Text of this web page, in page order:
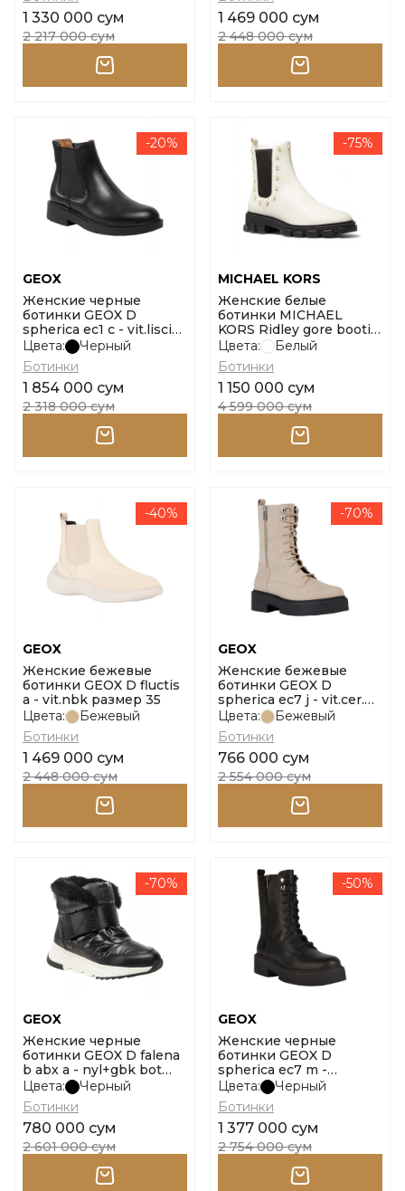
1 330 000 сум
2 217 000 сум
1 469 000 сум
2 448 000 сум
-20%
GEOX
Женские черные
ботинки GEOX D
spherica ec1 c - vit.liscio
размер 38
Цвета:
Черный
Ботинки
1 854 000 сум
2 318 000 сум
-75%
MICHAEL KORS
Женские белые
ботинки MICHAEL
KORS Ridley gore bootie
размер 9
Цвета:
Белый
Ботинки
1 150 000 сум
4 599 000 сум
-40%
GEOX
Женские бежевые
ботинки GEOX D fluctis
a - vit.nbk размер 35
Цвета:
Бежевый
Ботинки
1 469 000 сум
2 448 000 сум
-70%
GEOX
Женские бежевые
ботинки GEOX D
spherica ec7 j - vit.cer.
размер 36
Цвета:
Бежевый
Ботинки
766 000 сум
2 554 000 сум
-70%
GEOX
Женские черные
ботинки GEOX D falena
b abx a - nyl+gbk bot
размер 35
Цвета:
Черный
Ботинки
780 000 сум
2 601 000 сум
-50%
GEOX
Женские черные
ботинки GEOX D
spherica ec7 m -
vit.liscio размер 38
Цвета:
Черный
Ботинки
1 377 000 сум
2 754 000 сум